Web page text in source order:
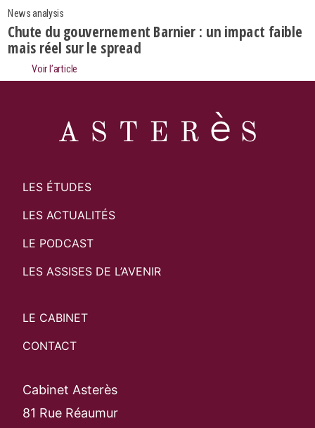
News analysis
Chute du gouvernement Barnier : un impact faible
mais réel sur le spread
Voir l’article
LES ÉTUDES
LES ACTUALITÉS
LE PODCAST
LES ASSISES DE L’AVENIR
LE CABINET
CONTACT
Cabinet Asterès
81 Rue Réaumur
Search